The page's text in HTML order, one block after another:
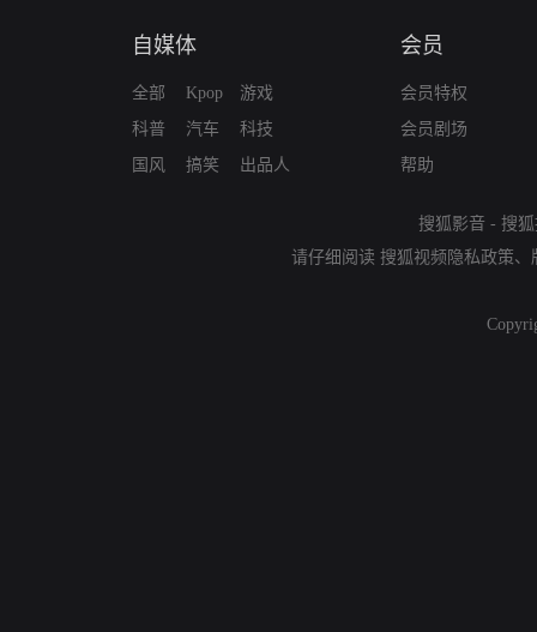
自媒体
全部
科普
国风
Kpop
汽车
搞笑
游戏
科技
出品人
会员
会员特权
会员剧场
帮助
搜狐影音 - 搜
请仔细阅读 搜狐视频隐私政策、